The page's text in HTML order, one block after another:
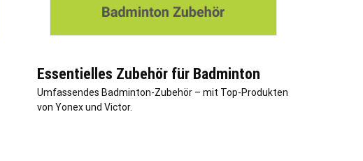
Essentielles Zubehör für Badminton
Umfassendes Badminton-Zubehör – mit Top-Produkten
von Yonex und Victor.